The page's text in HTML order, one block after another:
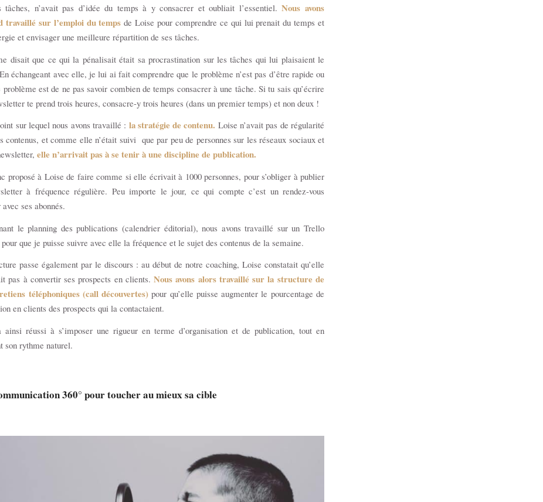
tâches, n’avait pas d’idée du temps à y consacrer et oubliait l’essentiel.Nous avons
travaillé sur l’emploi du temps de Loise pour comprendre ce qui lui prenait du temps et
et envisager une meilleure répartition de ses tâches.
disait que ce qui la pénalisait était sa procrastination sur les tâches qui lui plaisaient le
échangeant avec elle, je lui ai fait comprendre que le problème n’est pas d’être rapide ou
est de ne pas savoir combien de temps consacrer à une tâche. Si tu sais qu’écrire
te prend trois heures, consacre-y trois heures (dans un premier temps) et non deux !
sur lequel nous avons travaillé : la stratégie de contenu. Loise n’avait pas de régularité
contenus, et comme elle n’était suivi que par peu de personnes sur les réseaux sociaux et
elle n’arrivait pas à se tenir à une discipline de publication.
proposé à Loise de faire comme si elle écrivait à 1000 personnes, pour s’obliger à publier
à fréquence régulière. Peu importe le jour, ce qui compte c’est un rendez-vous
ses abonnés.
le planning des publications (calendrier éditorial), nous avons travaillé sur un Trello
que je puisse suivre avec elle la fréquence et le sujet des contenus de la semaine.
passe également par le discours : au début de notre coaching, Loise constatait qu’elle
pas à convertir ses prospects en clients.Nous avons alors travaillé sur la structure de
téléphoniques (call découvertes)pour qu’elle puisse augmenter le pourcentage de
en clients des prospects qui la contactaient.
ainsi réussi à s’imposer une rigueur en terme d’organisation et de publication, tout en
son rythme naturel.
360° pour toucher au mieux sa cible